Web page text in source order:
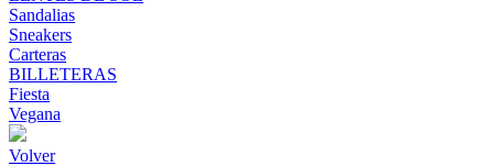
Sandalias
Sneakers
Carteras
BILLETERAS
Fiesta
Vegana
Volver